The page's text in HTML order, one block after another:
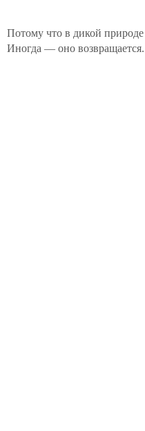
Потому что в дикой природе
Иногда — оно возвращается.